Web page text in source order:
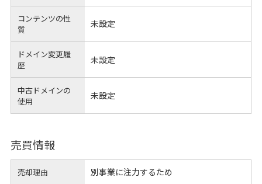
コンテンツの性
質
未設定
ドメイン変更履
歴
未設定
中古ドメインの
使用
未設定
売買情報
売却理由 別事業に注力するため